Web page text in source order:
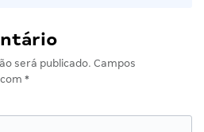
será publicado. Campos
*